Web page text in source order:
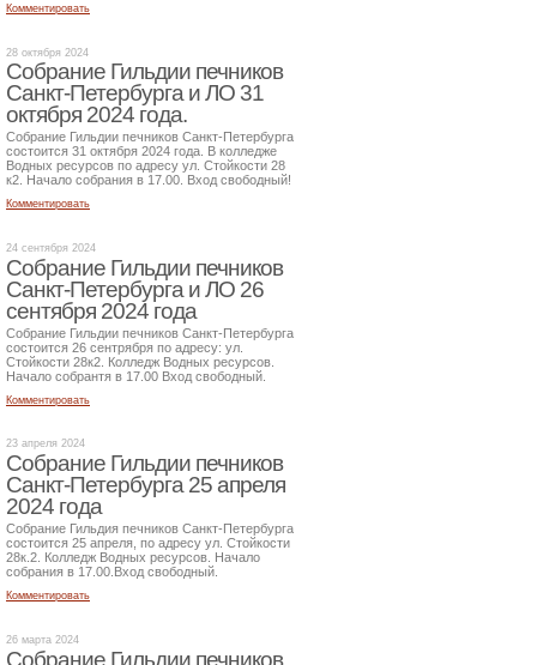
Комментировать
28 октября 2024
Собрание Гильдии печников
Санкт-Петербурга и ЛО 31
октября 2024 года.
Собрание Гильдии печников Санкт-Петербурга
состоится 31 октября 2024 года. В колледже
Водных ресурсов по адресу ул. Стойкости 28
к2. Начало собрания в 17.00. Вход свободный!
Комментировать
24 сентября 2024
Собрание Гильдии печников
Санкт-Петербурга и ЛО 26
сентября 2024 года
Собрание Гильдии печников Санкт-Петербурга
состоится 26 сентрября по адресу: ул.
Стойкости 28к2. Колледж Водных ресурсов.
Начало собрантя в 17.00 Вход свободный.
Комментировать
23 апреля 2024
Собрание Гильдии печников
Санкт-Петербурга 25 апреля
2024 года
Собрание Гильдия печников Санкт-Петербурга
состоится 25 апреля, по адресу ул. Стойкости
28к.2. Колледж Водных ресурсов. Начало
собрания в 17.00.Вход свободный.
Комментировать
26 марта 2024
Собрание Гильдии печников